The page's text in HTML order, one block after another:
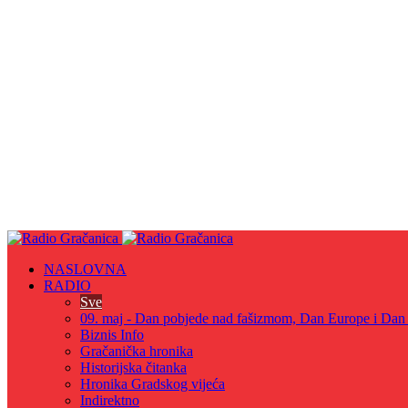
NASLOVNA
RADIO
Sve
09. maj - Dan pobjede nad fašizmom, Dan Europe i
Biznis Info
Gračanička hronika
Historijska čitanka
Hronika Gradskog vijeća
Indirektno